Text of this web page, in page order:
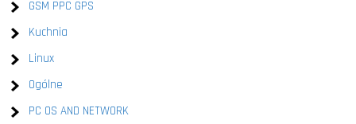
GSM PPC GPS
Kuchnia
Linux
Ogólne
PC OS AND NETWORK